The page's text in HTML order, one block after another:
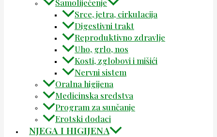
Samoliječenje
Srce, jetra, cirkulacija
Digestivni trakt
Reproduktivno zdravlje
Uho, grlo, nos
Kosti, zglobovi i mišići
Nervni sistem
Oralna higijena
Medicinska sredstva
Program za sunčanje
Erotski dodaci
NJEGA I HIGIJENA